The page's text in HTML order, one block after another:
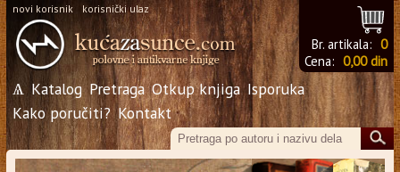
novi korisnik korisnički ulaz
Br. artikala: 0
Cena: 0,00 din
Ѧ Katalog Pretraga Otkup knjiga Isporuka
Kako poručiti? Kontakt